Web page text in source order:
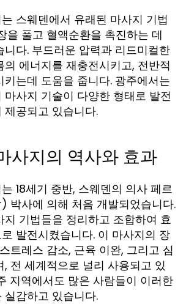
스웨덴에서 유래된 마사지 기법
을 풀고 혈액순환을 촉진하는 데
니다. 부드러운 압력과 리드미컬한
의 에너지를 재충전시키고, 전반적
키는데 도움을 줍니다. 광주에서는
마사지 기술이 다양한 형태로 발전
제공되고 있습니다.
사지의 역사와 효과
18세기 중반, 스웨덴의 의사 페르
박사에 의해 처음 개발되었습니다.
지 기법들을 정리하고 조합하여 효
발전시켰습니다. 이 마사지의 장
트레스 감소, 근육 이완, 그리고 심
, 전 세계적으로 널리 사용되고 있
지역에서도 많은 사람들이 이러한
실감하고 있습니다.